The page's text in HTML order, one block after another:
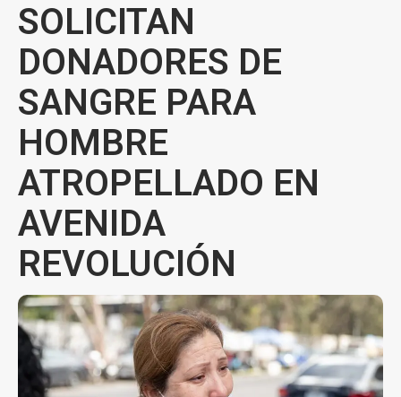
SOLICITAN
DONADORES DE
SANGRE PARA
HOMBRE
ATROPELLADO EN
AVENIDA
REVOLUCIÓN